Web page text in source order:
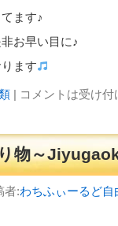
ます♪
お早い目に♪
ます
| コメントは受け
物～
者:わちふぃーるど自